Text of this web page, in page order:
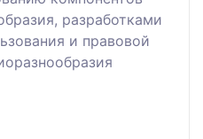
разработками
и правовой